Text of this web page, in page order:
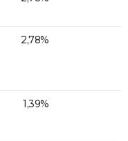
2,78%
1,39%